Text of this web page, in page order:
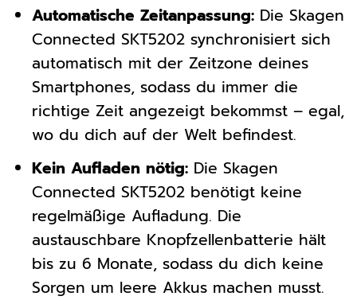
Automatische Zeitanpassung:Die Skagen
Connected SKT5202 synchronisiert sich
automatisch mit der Zeitzone deines
Smartphones, sodass du immer die
richtige Zeit angezeigt bekommst – egal,
wo du dich auf der Welt befindest.
Kein Aufladen nötig:Die Skagen
Connected SKT5202 benötigt keine
regelmäßige Aufladung. Die
austauschbare Knopfzellenbatterie hält
bis zu 6 Monate, sodass du dich keine
Sorgen um leere Akkus machen musst.